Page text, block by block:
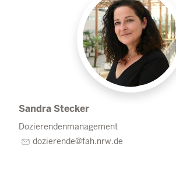
Sandra Stecker
Dozierendenmanagement
dozierende@fah.nrw.de